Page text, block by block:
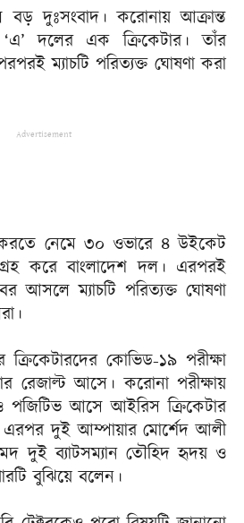
বড় দুঃসংবাদ। করোনায় আক্রান্ত
‘এ’ দলের এক ক্রিকেটার। তাঁর
ম্যাচটি পরিত্যক্ত ঘোষণা করা
Advertisement
নেমে ৩০ ওভারে ৪ উইকেট
করে বাংলাদেশ দল। এরপরই
আসলে ম্যাচটি পরিত্যক্ত ঘোষণা
কোভিড-১৯ পরীক্ষা
রেজাল্ট আসে। করোনা পরীক্ষায়
পজিটিভ আসে আইরিস ক্রিকেটার
এরপর দুই আম্পায়ার মোর্শেদ আলী
দুই ব্যাটসম্যান তৌহিদ হৃদয় ও
বুঝিয়ে বলেন।